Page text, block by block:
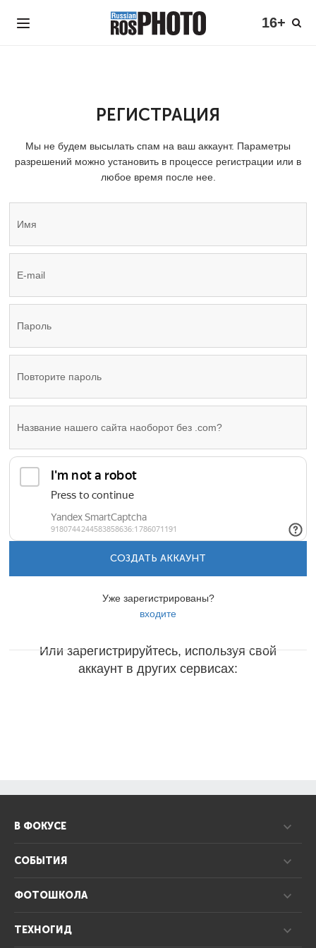
16+
РЕГИСТРАЦИЯ
Мы не будем высылать спам на ваш аккаунт. Параметры
разрешений можно установить в процессе регистрации или в
любое время после нее.
СОЗДАТЬ АККАУНТ
Уже зарегистрированы?
входите
Или зарегистрируйтесь, используя свой
аккаунт в других сервисах:
В ФОКУСЕ
СОБЫТИЯ
ФОТОШКОЛА
ТЕХНОГИД